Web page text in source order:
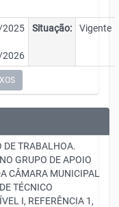
Situação: Vigente
DE TRABALHOA.
GRUPO DE APOIO
CÂMARA MUNICIPAL
TÉCNICO
I, REFERÊNCIA 1,